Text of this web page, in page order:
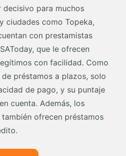
para muchos
ciudades como Topeka,
con prestamistas
que le ofrecen
con facilidad. Como
préstamos a plazos, solo
de pago, y su puntaje
cuenta. Además, los
ofrecen préstamos